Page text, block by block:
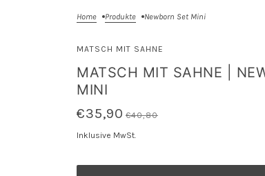
Home Produkte Newborn Set Mini
MATSCH MIT SAHNE
MATSCH MIT SAHNE |
MINI
€35,90 €40,80
Inklusive MwSt.